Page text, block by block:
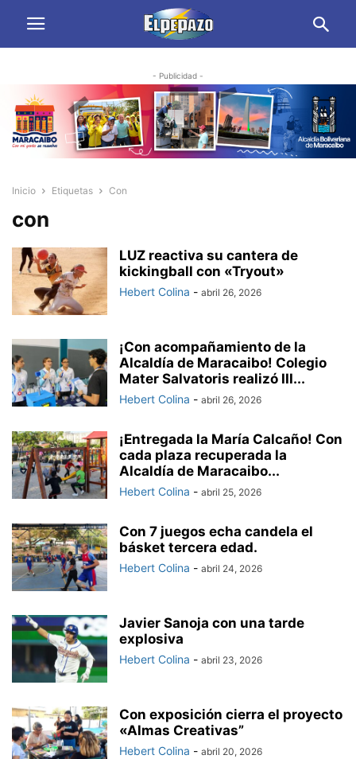
- Publicidad -
Inicio Etiquetas Con
con
LUZ reactiva su cantera de
kickingball con «Tryout»
Hebert Colina - abril 26, 2026
¡Con acompañamiento de la
Alcaldía de Maracaibo! Colegio
Mater Salvatoris realizó III...
Hebert Colina - abril 26, 2026
¡Entregada la María Calcaño! Con
cada plaza recuperada la
Alcaldía de Maracaibo...
Hebert Colina - abril 25, 2026
Con 7 juegos echa candela el
básket tercera edad.
Hebert Colina - abril 24, 2026
Javier Sanoja con una tarde
explosiva
Hebert Colina - abril 23, 2026
Con exposición cierra el proyecto
«Almas Creativas”
Hebert Colina - abril 20, 2026